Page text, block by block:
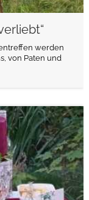
werden
von Paten und